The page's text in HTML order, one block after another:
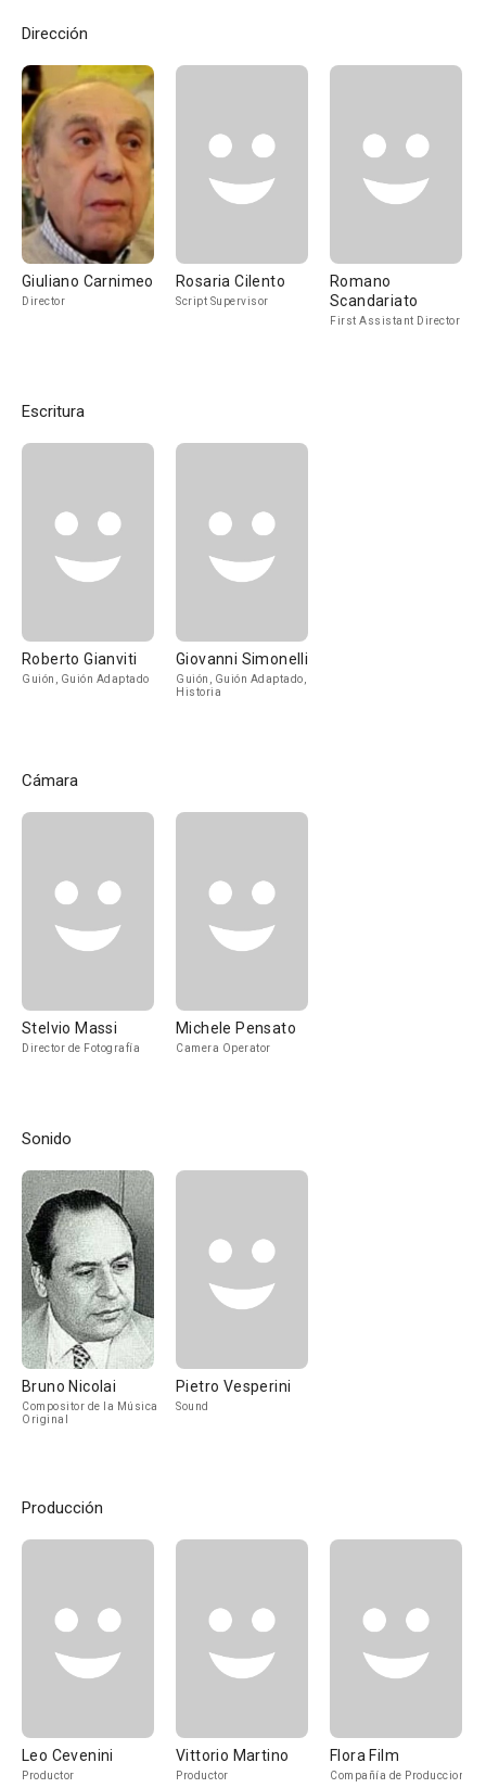
Dirección
Giuliano Carnimeo
Director
Rosaria Cilento
Script Supervisor
Romano
Scandariato
First Assistant Director
Escritura
Roberto Gianviti
Guión, Guión Adaptado
Giovanni Simonelli
Guión, Guión Adaptado,
Historia
Cámara
Stelvio Massi
Director de Fotografía
Michele Pensato
Camera Operator
Sonido
Bruno Nicolai
Compositor de la Música
Original
Pietro Vesperini
Sound
Producción
Leo Cevenini
Productor
Vittorio Martino
Productor
Flora Film
Compañía de Produccion